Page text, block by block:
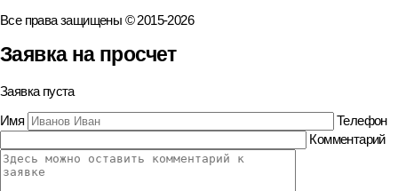
Все права защищены © 2015-2026
Заявка на просчет
Заявка пуста
Имя
Телефон
Комментарий